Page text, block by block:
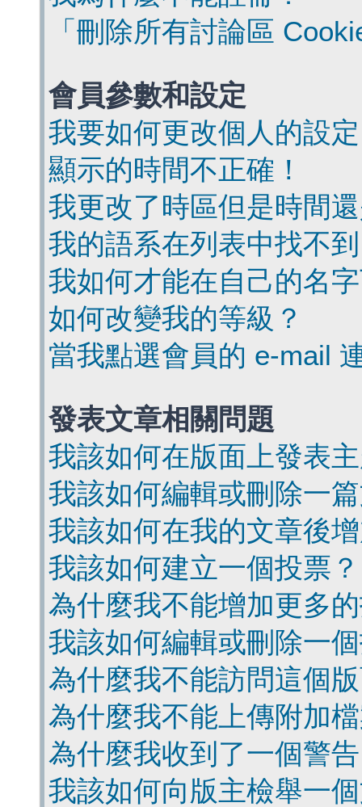
「刪除所有討論區
會員參數和設定
我要如何更改個人的設
顯示的時間不正確！
我更改了時區但是時間
我的語系在列表中找不
我如何才能在自己的名
如何改變我的等級？
當我點選會員的 e-mail
發表文章相關問題
我該如何在版面上發表
我該如何編輯或刪除一
我該如何在我的文章後
我該如何建立一個投票？
為什麼我不能增加更多
我該如何編輯或刪除一
為什麼我不能訪問這個
為什麼我不能上傳附加
為什麼我收到了一個警
我該如何向版主檢舉一